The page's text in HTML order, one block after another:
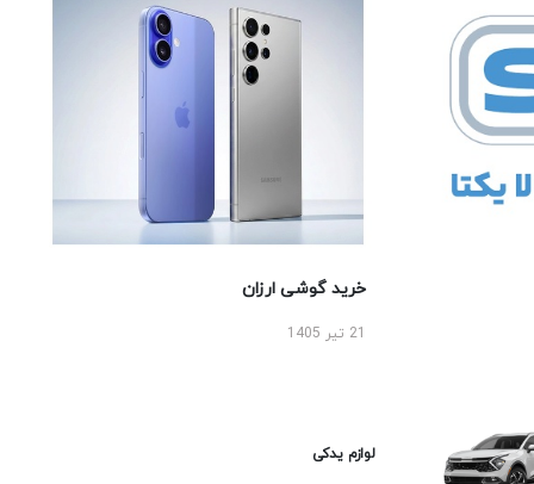
خرید گوشی ارزان
لوازم یدکی